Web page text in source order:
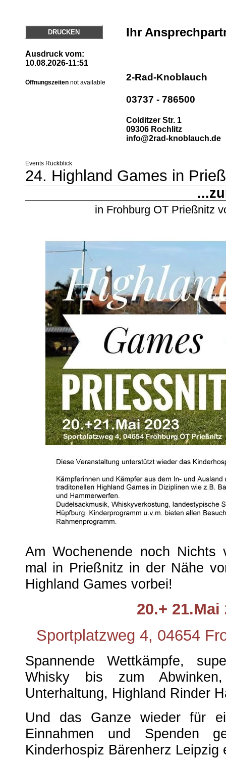
DRUCKEN
Ausdruck vom:
10.08.2026-11:51
Öffnungszeiten not available
Ihr
2-Rad-Knoblauch
03737 - 786500
Colditzer Str. 1
09306 Rochlitz
info@2rad-knoblauch.de
Events Rückblick
24. Highland Games in
in Frohburg OT Prießnitz
Am Wochenende noch Nichts
mal in Prießnitz in der Nähe
Highland Games vorbei!
20.+ 21.Mai
Sportplatzweg 4, 04654
Spannende Wettkämpfe,
Whisky bis zum
Unterhaltung, Highland Rinder
Und das Ganze wieder für
Einnahmen und Spenden
Kinderhospiz Bärenherz Leipzig